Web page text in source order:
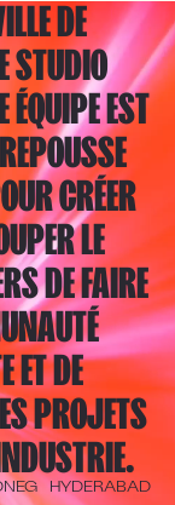
HYDERABAD
DE
STUDIO
ÉQUIPE EST
CRÉER
LE
DE FAIRE
ET DE
PROJETS